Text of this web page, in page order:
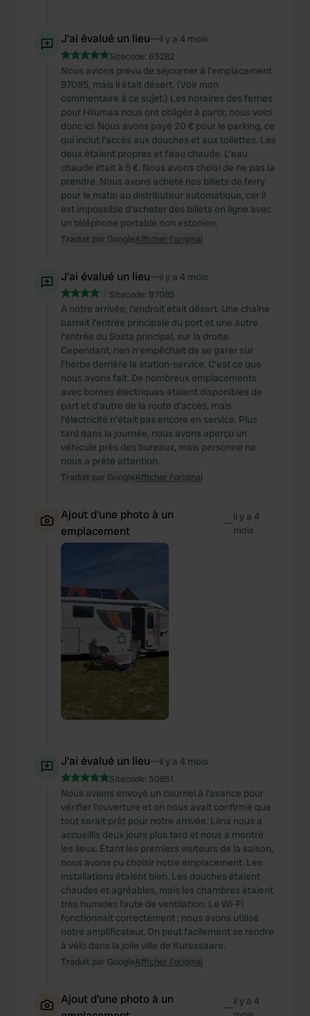
J'ai évalué un lieu—il y a 4 mois
Sitecode: 65282
Nous avions prévu de séjourner à l'emplacement
97085, mais il était désert. (Voir mon
commentaire à ce sujet.) Les horaires des ferries
pour Hiiumaa nous ont obligés à partir, nous voici
donc ici. Nous avons payé 20 € pour le parking, ce
qui inclut l'accès aux douches et aux toilettes. Les
deux étaient propres et l'eau chaude. L'eau
chaude était à 5 €. Nous avons choisi de ne pas la
prendre. Nous avons acheté nos billets de ferry
pour le matin au distributeur automatique, car il
est impossible d'acheter des billets en ligne avec
un téléphone portable non estonien.
Traduit par GoogleAfficher l'original
J'ai évalué un lieu—il y a 4 mois
Sitecode: 97085
À notre arrivée, l'endroit était désert. Une chaîne
barrait l'entrée principale du port et une autre
l'entrée du Sosta principal, sur la droite.
Cependant, rien n'empêchait de se garer sur
l'herbe derrière la station-service. C'est ce que
nous avons fait. De nombreux emplacements
avec bornes électriques étaient disponibles de
part et d'autre de la route d'accès, mais
l'électricité n'était pas encore en service. Plus
tard dans la journée, nous avons aperçu un
véhicule près des bureaux, mais personne ne
nous a prêté attention.
Traduit par GoogleAfficher l'original
Ajout d'une photo à un
emplacement
—il y a 4
mois
J'ai évalué un lieu—il y a 4 mois
Sitecode: 50851
Nous avions envoyé un courriel à l'avance pour
vérifier l'ouverture et on nous avait confirmé que
tout serait prêt pour notre arrivée. Liina nous a
accueillis deux jours plus tard et nous a montré
les lieux. Étant les premiers visiteurs de la saison,
nous avons pu choisir notre emplacement. Les
installations étaient bien. Les douches étaient
chaudes et agréables, mais les chambres étaient
très humides faute de ventilation. Le Wi-Fi
fonctionnait correctement ; nous avons utilisé
notre amplificateur. On peut facilement se rendre
à vélo dans la jolie ville de Kuressaare.
Traduit par GoogleAfficher l'original
Ajout d'une photo à un
—il y a 4